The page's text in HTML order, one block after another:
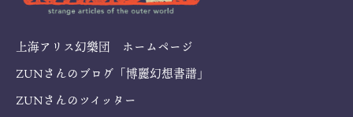
上海アリス幻樂団 ホームページ
ZUNさんのブログ「博麗幻想書譜」
ZUNさんのツイッター